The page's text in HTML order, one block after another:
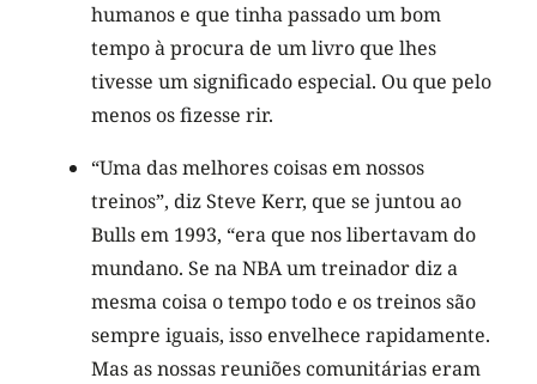
humanos e que tinha passado um bom
tempo à procura de um livro que lhes
tivesse um significado especial. Ou que pelo
menos os fizesse rir.
“Uma das melhores coisas em nossos
treinos”, diz Steve Kerr, que se juntou ao
Bulls em 1993, “era que nos libertavam do
mundano. Se na NBA um treinador diz a
mesma coisa o tempo todo e os treinos são
sempre iguais, isso envelhece rapidamente.
Mas as nossas reuniões comunitárias eram